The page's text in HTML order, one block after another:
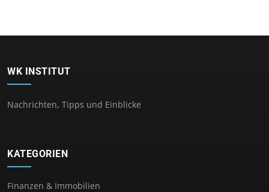
WK INSTITUT
Nachrichten, Tipps und Einblicke
KATEGORIEN
Finanzen & Immobilien